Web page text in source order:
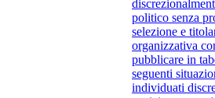
politico senza
selezione e
organizzativa
pubblicare in
seguenti
individuati